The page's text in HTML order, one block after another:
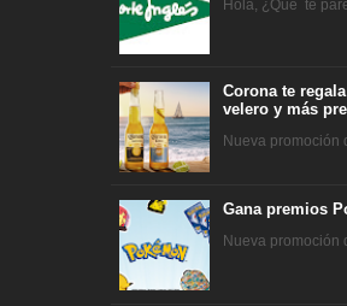
Hola, ¿Qué te
Corona te
velero y más
Nueva promoción
Gana premios
Nueva promoción